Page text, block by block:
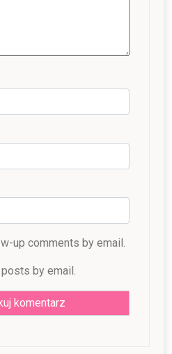
up comments by email.
by email.